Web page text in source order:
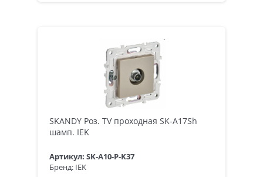
SKANDY Роз. TV проходная SK-A17Sh
шамп. IEK
Артикул: SK-A10-P-K37
Бренд: IEK